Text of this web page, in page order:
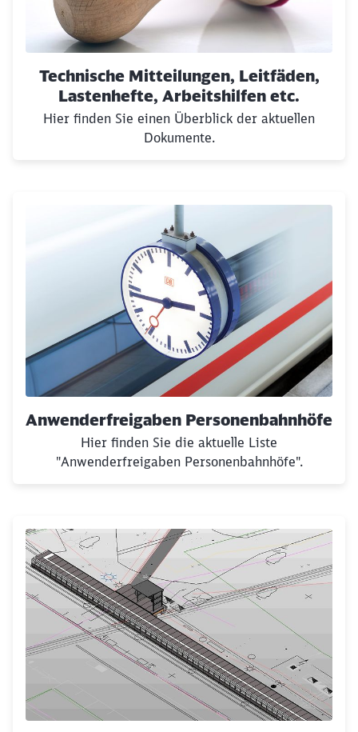
Technische Mitteilungen, Leitfäden,
Lastenhefte, Arbeitshilfen etc.
Hier finden Sie einen Überblick der aktuellen
Dokumente.
Anwenderfreigaben Personenbahnhöfe
Hier finden Sie die aktuelle Liste
"Anwenderfreigaben Personenbahnhöfe".